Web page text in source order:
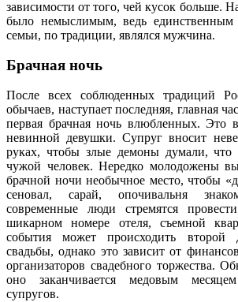
зависимости от того, чей кусок больше.
было немыслимым, ведь единственным
семьи, по традиции, являлся мужчина.
Брачная ночь
После всех соблюденных традиций
обычаев, наступает последняя, главная
первая брачная ночь влюбленных. Это
невинной девушки. Супруг вносит
руках, чтобы злые демоны думали, что
чужой человек. Нередко молодожены
брачной ночи необычное место, чтобы
сеновал, сарай, опочивальня
современные люди стремятся
шикарном номере отеля, съемной
события может происходить второй
свадьбы, однако это зависит от
организаторов свадебного торжества.
оно заканчивается медовым
супругов.